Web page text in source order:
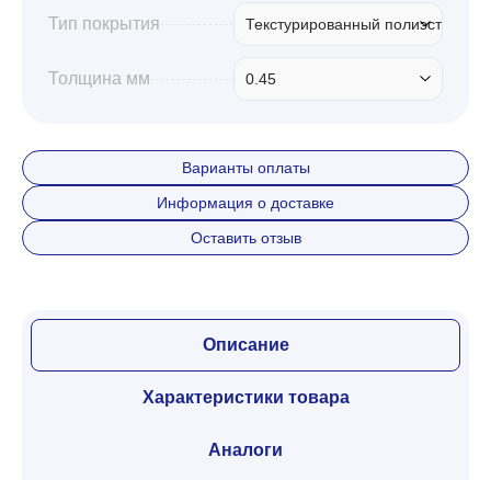
Тип покрытия Текстурированный полиэстер
Толщина мм 0.45
Варианты оплаты
Информация о доставке
Оставить отзыв
Описание
Характеристики товара
Аналоги